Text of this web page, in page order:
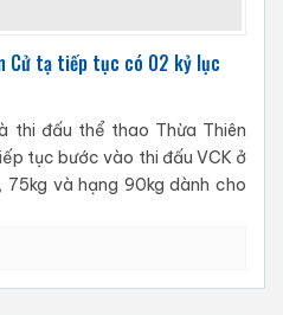
Cử tạ tiếp tục có 02 kỷ lục
thi đấu thể thao Thừa Thiên
tục bước vào thi đấu VCK ở
và hạng 90kg dành cho